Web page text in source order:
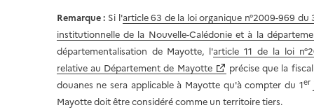
Remarque : Si l'article 63 de la loi organique n°2009-969
institutionnelle de la Nouvelle-Calédonie et à la
départementalisation de Mayotte, l'article 11 de la loi
relative au Département de Mayotte
précise que la
douanes ne sera applicable à Mayotte qu'à compter du 1er
Mayotte doit être considéré comme un territoire tiers.